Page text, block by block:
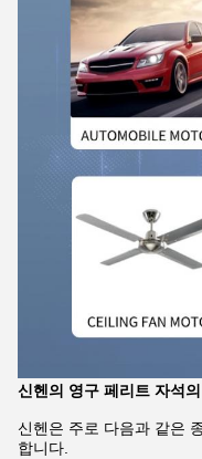
신헨의 영구 페리트 자석
신헨은 주로 다음과 같은
합니다.